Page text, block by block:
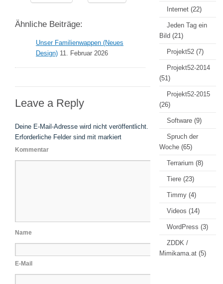
Ähnliche Beiträge:
Unser Familienwappen (Neues
Design) 11. Februar 2026
Leave a Reply
Deine E-Mail-Adresse wird nicht veröffentlicht.
Erforderliche Felder sind mit markiert
Kommentar
Name
E-Mail
Internet (22)
Jeden Tag ein
Bild (21)
Projekt52 (7)
Projekt52-2014
(51)
Projekt52-2015
(26)
Software (9)
Spruch der
Woche (65)
Terrarium (8)
Tiere (23)
Timmy (4)
Videos (14)
WordPress (3)
ZDDK /
Mimikama.at (5)